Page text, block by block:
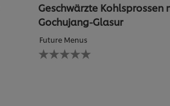
Geschwärzte Kohlsprossen
Gochujang-Glasur
Future Menus
Keine
Bewertungen